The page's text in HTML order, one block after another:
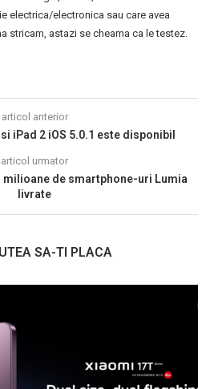
electrica/electronica sau care avea
stricam, astazi se cheama ca le testez.
articol anterior
iPad 2 iOS 5.0.1 este disponibil
articol urmator
milioane de smartphone-uri Lumia
livrate
SA-TI PLACA